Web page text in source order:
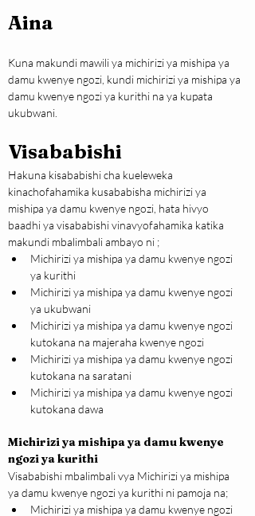
Aina
Kuna makundi mawili ya michirizi ya mishipa ya
damu kwenye ngozi, kundi michirizi ya mishipa ya
damu kwenye ngozi ya kurithi na ya kupata
ukubwani.
Visababishi
Hakuna kisababishi cha kueleweka
kinachofahamika kusababisha michirizi ya
mishipa ya damu kwenye ngozi, hata hivyo
baadhi ya visababishi vinavyofahamika katika
makundi mbalimbali ambayo ni ;
Michirizi ya mishipa ya damu kwenye ngozi
ya kurithi
Michirizi ya mishipa ya damu kwenye ngozi
ya ukubwani
Michirizi ya mishipa ya damu kwenye ngozi
kutokana na majeraha kwenye ngozi
Michirizi ya mishipa ya damu kwenye ngozi
kutokana na saratani
Michirizi ya mishipa ya damu kwenye ngozi
kutokana dawa
Michirizi ya mishipa ya damu kwenye
ngoziya kurithi
Visababishi mbalimbali vya Michirizi ya mishipa
ya damu kwenye ngozi ya kurithi ni pamoja na;
Michirizi ya mishipa ya damu kwenye ngozi